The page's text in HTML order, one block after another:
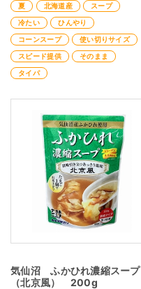
夏 北海道産
スープ
冷たい
ひんやり
コーンスープ
使い切りサイズ
スピード提供
そのまま
タイパ
気仙沼 ふかひれ濃縮スープ
（北京風） 200g